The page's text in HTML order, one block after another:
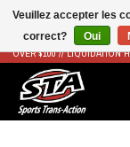
LIVRAISON RAPIDE ET
OVER $100 // LIQUIDATION
Veuillez accepter les
correct?
Oui